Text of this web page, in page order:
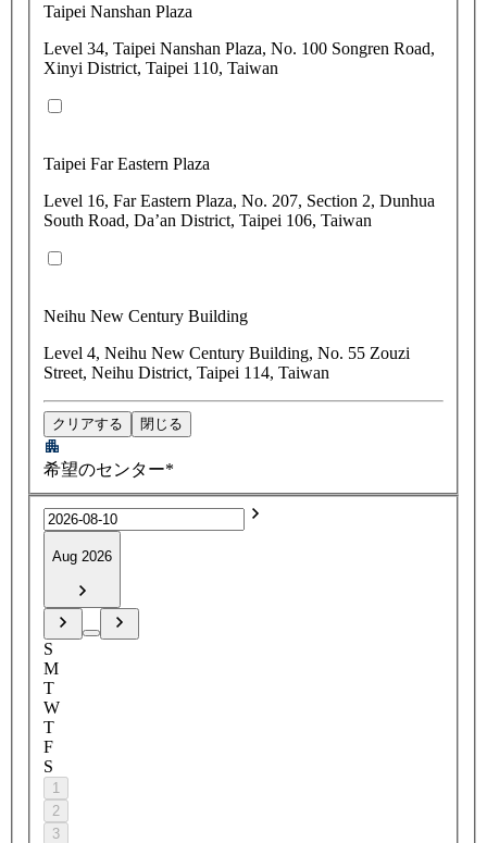
Taipei Nanshan Plaza
Level 34, Taipei Nanshan Plaza, No. 100 Songren Road,
Xinyi District, Taipei 110, Taiwan
Taipei Far Eastern Plaza
Level 16, Far Eastern Plaza, No. 207, Section 2, Dunhua
South Road, Da’an District, Taipei 106, Taiwan
Neihu New Century Building
Level 4, Neihu New Century Building, No. 55 Zouzi
Street, Neihu District, Taipei 114, Taiwan
クリアする 閉じる
希望のセンター*
Aug 2026
S
M
T
W
T
F
S
1
2
3